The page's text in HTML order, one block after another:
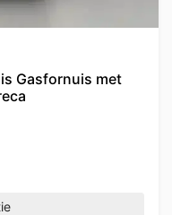
Gasfornuis met